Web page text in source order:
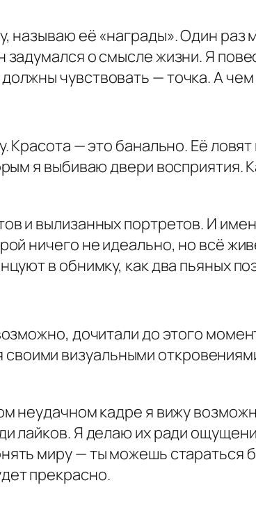
называю её «награды». Один раз
задумался о смысле жизни. Я
чувствовать — точка. А
Красота — это банально. Её
я выбиваю двери восприятия.
и вылизанных портретов. И
ничего не идеально, но всё
в обнимку, как два пьяных
дочитали до этого
визуальными
неудачном кадре я вижу
лайков. Я делаю их ради
миру — ты можешь стараться
прекрасно.